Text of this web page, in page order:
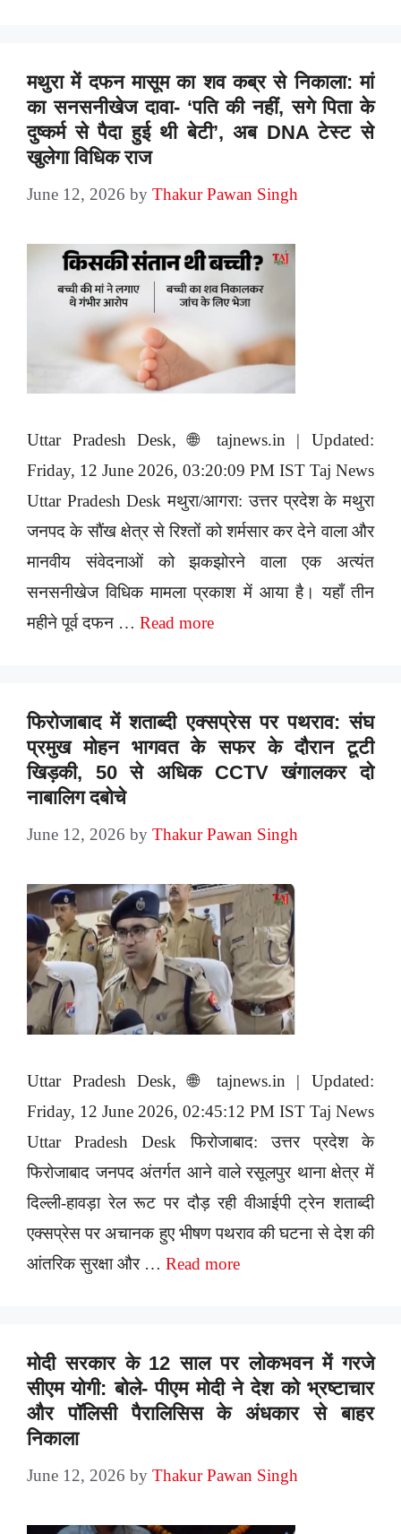
मथुरा में दफन मासूम का शव कब्र से निकाला: मां
का सनसनीखेज दावा- ‘पति की नहीं, सगे पिता के
दुष्कर्म से पैदा हुई थी बेटी’, अब DNA टेस्ट से
खुलेगा विधिक राज
June 12, 2026 by Thakur Pawan Singh
Uttar Pradesh Desk, 🌐 tajnews.in | Updated:
Friday, 12 June 2026, 03:20:09 PM IST Taj News
Uttar Pradesh Desk मथुरा/आगरा: उत्तर प्रदेश के मथुरा
जनपद के सौंख क्षेत्र से रिश्तों को शर्मसार कर देने वाला और
मानवीय संवेदनाओं को झकझोरने वाला एक अत्यंत
सनसनीखेज विधिक मामला प्रकाश में आया है। यहाँ तीन
महीने पूर्व दफन … Read more
फिरोजाबाद में शताब्दी एक्सप्रेस पर पथराव: संघ
प्रमुख मोहन भागवत के सफर के दौरान टूटी
खिड़की, 50 से अधिक CCTV खंगालकर दो
नाबालिग दबोचे
June 12, 2026 by Thakur Pawan Singh
Uttar Pradesh Desk, 🌐 tajnews.in | Updated:
Friday, 12 June 2026, 02:45:12 PM IST Taj News
Uttar Pradesh Desk फिरोजाबाद: उत्तर प्रदेश के
फिरोजाबाद जनपद अंतर्गत आने वाले रसूलपुर थाना क्षेत्र में
दिल्ली-हावड़ा रेल रूट पर दौड़ रही वीआईपी ट्रेन शताब्दी
एक्सप्रेस पर अचानक हुए भीषण पथराव की घटना से देश की
आंतरिक सुरक्षा और … Read more
मोदी सरकार के 12 साल पर लोकभवन में गरजे
सीएम योगी: बोले- पीएम मोदी ने देश को भ्रष्टाचार
और पॉलिसी पैरालिसिस के अंधकार से बाहर
निकाला
June 12, 2026 by Thakur Pawan Singh